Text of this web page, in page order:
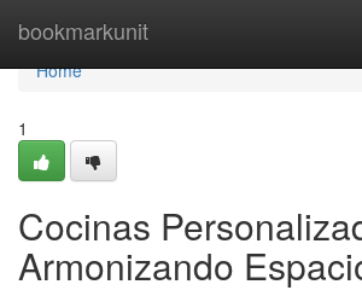
bookmarkunit
Home
Home
1
Cocinas
Armonizando